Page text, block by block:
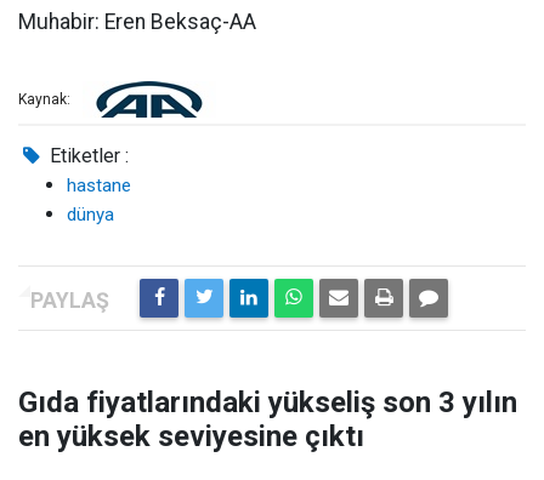
Muhabir: Eren Beksaç-AA
Kaynak:
Etiketler :
hastane
dünya
Gıda fiyatlarındaki yükseliş son 3 yılın
en yüksek seviyesine çıktı